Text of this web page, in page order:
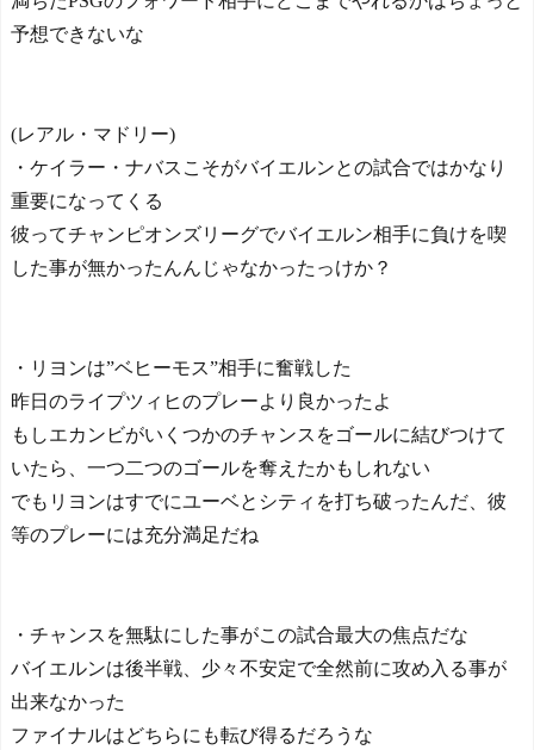
予想できないな
(レアル・マドリー)
・ケイラー・ナバスこそがバイエルンとの試合ではかなり
重要になってくる
彼ってチャンピオンズリーグでバイエルン相手に負けを喫
した事が無かったんんじゃなかったっけか？
・リヨンは”ベヒーモス”相手に奮戦した
昨日のライプツィヒのプレーより良かったよ
もしエカンビがいくつかのチャンスをゴールに結びつけて
いたら、一つ二つのゴールを奪えたかもしれない
でもリヨンはすでにユーベとシティを打ち破ったんだ、彼
等のプレーには充分満足だね
・チャンスを無駄にした事がこの試合最大の焦点だな
バイエルンは後半戦、少々不安定で全然前に攻め入る事が
出来なかった
ファイナルはどちらにも転び得るだろうな